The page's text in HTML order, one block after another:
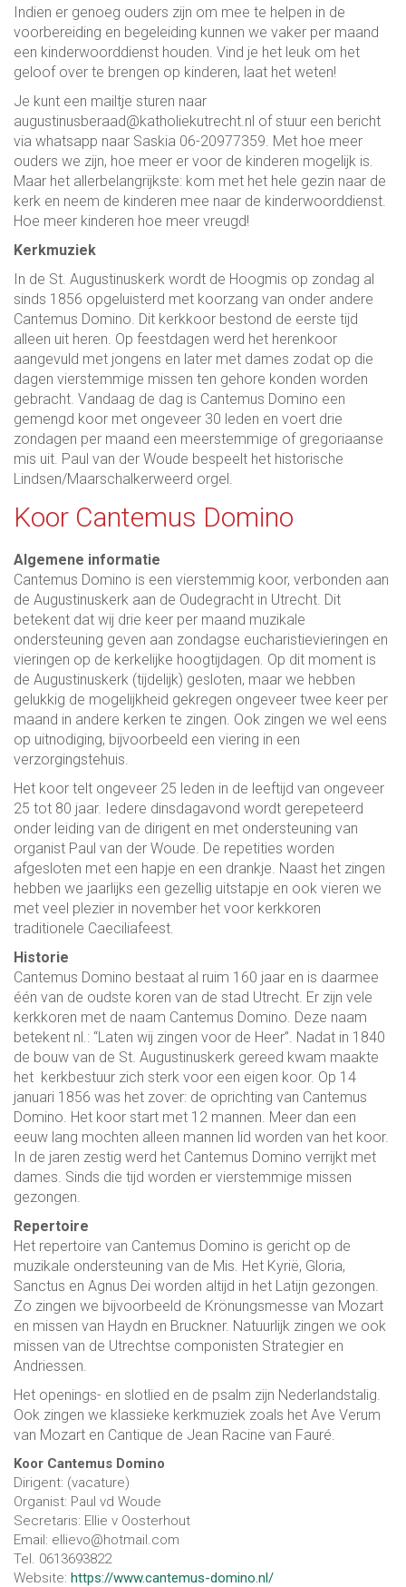
Indien er genoeg ouders zijn om mee te helpen in de
voorbereiding en begeleiding kunnen we vaker per maand
een kinderwoorddienst houden. Vind je het leuk om het
geloof over te brengen op kinderen, laat het weten!
Je kunt een mailtje sturen naar
augustinusberaad@katholiekutrecht.nl of stuur een bericht
via whatsapp naar Saskia 06-20977359. Met hoe meer
ouders we zijn, hoe meer er voor de kinderen mogelijk is.
Maar het allerbelangrijkste: kom met het hele gezin naar de
kerk en neem de kinderen mee naar de kinderwoorddienst.
Hoe meer kinderen hoe meer vreugd!
Kerkmuziek
In de St. Augustinuskerk wordt de Hoogmis op zondag al
sinds 1856 opgeluisterd met koorzang van onder andere
Cantemus Domino. Dit kerkkoor bestond de eerste tijd
alleen uit heren. Op feestdagen werd het herenkoor
aangevuld met jongens en later met dames zodat op die
dagen vierstemmige missen ten gehore konden worden
gebracht. Vandaag de dag is Cantemus Domino een
gemengd koor met ongeveer 30 leden en voert drie
zondagen per maand een meerstemmige of gregoriaanse
mis uit. Paul van der Woude bespeelt het historische
Lindsen/Maarschalkerweerd orgel.
Koor Cantemus Domino
Algemene informatie
Cantemus Domino is een vierstemmig koor, verbonden aan
de Augustinuskerk aan de Oudegracht in Utrecht. Dit
betekent dat wij drie keer per maand muzikale
ondersteuning geven aan zondagse eucharistievieringen en
vieringen op de kerkelijke hoogtijdagen. Op dit moment is
de Augustinuskerk (tijdelijk) gesloten, maar we hebben
gelukkig de mogelijkheid gekregen ongeveer twee keer per
maand in andere kerken te zingen. Ook zingen we wel eens
op uitnodiging, bijvoorbeeld een viering in een
verzorgingstehuis.
Het koor telt ongeveer 25 leden in de leeftijd van ongeveer
25 tot 80 jaar. Iedere dinsdagavond wordt gerepeteerd
onder leiding van de dirigent en met ondersteuning van
organist Paul van der Woude. De repetities worden
afgesloten met een hapje en een drankje. Naast het zingen
hebben we jaarlijks een gezellig uitstapje en ook vieren we
met veel plezier in november het voor kerkkoren
traditionele Caeciliafeest.
Historie
Cantemus Domino bestaat al ruim 160 jaar en is daarmee
één van de oudste koren van de stad Utrecht. Er zijn vele
kerkkoren met de naam Cantemus Domino. Deze naam
betekent nl.: “Laten wij zingen voor de Heer”. Nadat in 1840
de bouw van de St. Augustinuskerk gereed kwam maakte
het kerkbestuur zich sterk voor een eigen koor. Op 14
januari 1856 was het zover: de oprichting van Cantemus
Domino. Het koor start met 12 mannen. Meer dan een
eeuw lang mochten alleen mannen lid worden van het koor.
In de jaren zestig werd het Cantemus Domino verrijkt met
dames. Sinds die tijd worden er vierstemmige missen
gezongen.
Repertoire
Het repertoire van Cantemus Domino is gericht op de
muzikale ondersteuning van de Mis. Het Kyrië, Gloria,
Sanctus en Agnus Dei worden altijd in het Latijn gezongen.
Zo zingen we bijvoorbeeld de Krönungsmesse van Mozart
en missen van Haydn en Bruckner. Natuurlijk zingen we ook
missen van de Utrechtse componisten Strategier en
Andriessen.
Het openings- en slotlied en de psalm zijn Nederlandstalig.
Ook zingen we klassieke kerkmuziek zoals het Ave Verum
van Mozart en Cantique de Jean Racine van Fauré.
Koor Cantemus Domino
Dirigent: (vacature)
Organist: Paul vd Woude
Secretaris: Ellie v Oosterhout
Email: ellievo@hotmail.com
Tel. 0613693822
Website: https://www.cantemus-domino.nl/